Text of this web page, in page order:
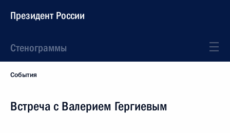
Президент России
Стенограммы
События
Встреча с Валерием Гергиевым